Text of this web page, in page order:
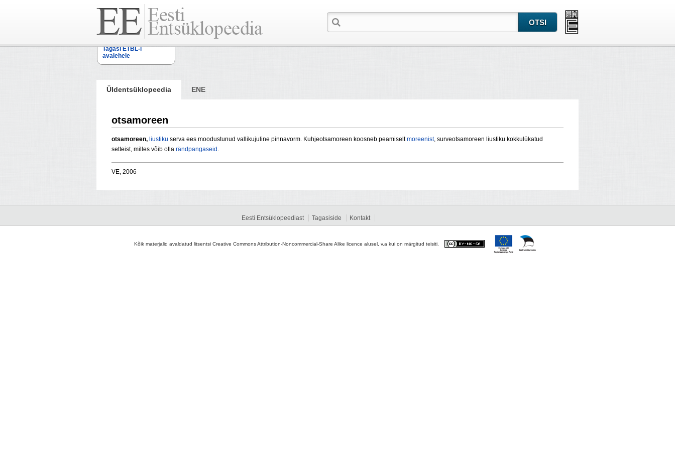
Tagasi ETBL-i
avalehele
Üldentsüklopeedia ENE
otsamoreen
otsamoreen, liustiku serva ees moodustunud vallikujuline pinnavorm. Kuhjeotsamoreen koosneb peamiseltmoreenist, surveotsamoreen liustiku kokkulükatud
setteist, milles võib olla rändpangaseid .
VE, 2006
Eesti Entsüklopeediast Tagasiside Kontakt
Kõik materjalid avaldatud litsentsi Creative Commons Attribution-Noncommercial-Share Alike licence alusel, v.a kui on märgitud teisiti.